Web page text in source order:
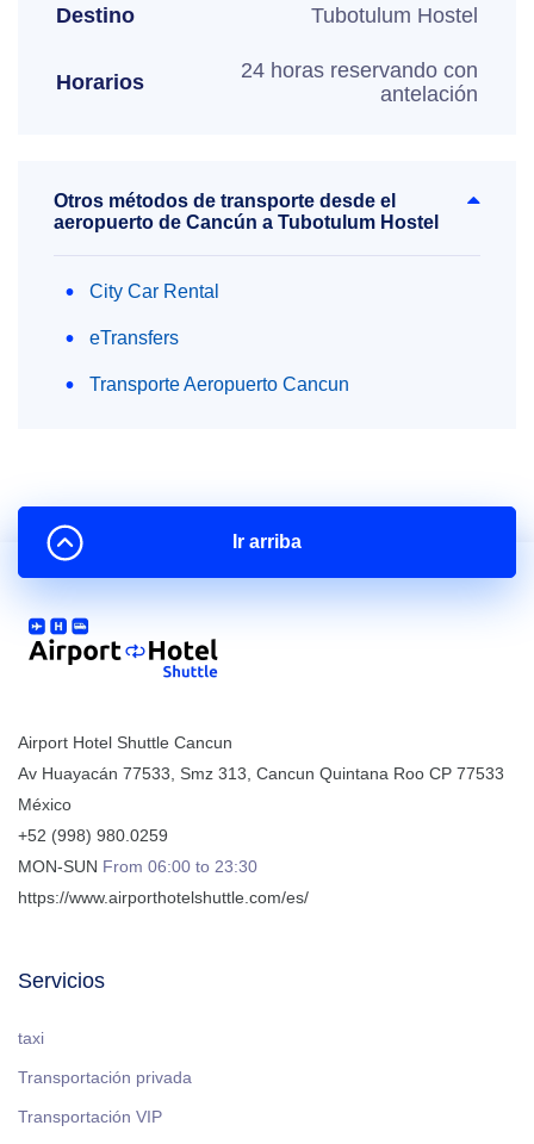
Destino Tubotulum Hostel
Horarios
24 horas reservando con
antelación
Otros métodos de transporte desde el
aeropuerto de Cancún a Tubotulum Hostel
City Car Rental
eTransfers
Transporte Aeropuerto Cancun
Airport Hotel Shuttle Cancun
Av Huayacán 77533, Smz 313 Cancun Quintana Roo CP 77533
México
+52 (998) 980.0259
MON-SUN From 06:00 to 23:30
https://www.airporthotelshuttle.com/es/
Servicios
taxi
Transportación privada
Transportación VIP
Ir arriba